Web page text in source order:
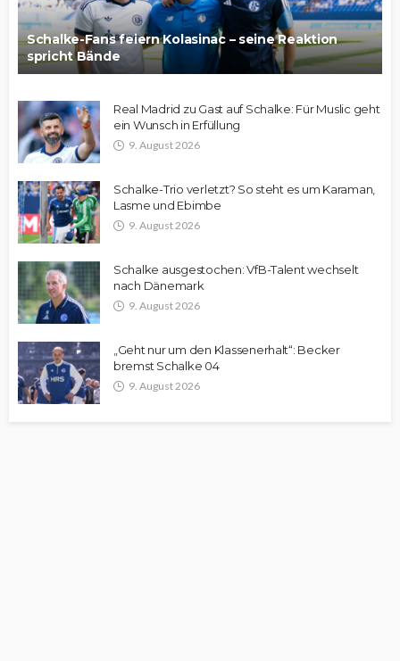
Schalke-Fans feiern Kolasinac – seine Reaktion
spricht Bände
Real Madrid zu Gast auf Schalke: Für Muslic geht
ein Wunsch in Erfüllung
9. August 2026
Schalke-Trio verletzt? So steht es um Karaman,
Lasme und Ebimbe
9. August 2026
Schalke ausgestochen: VfB-Talent wechselt
nach Dänemark
9. August 2026
„Geht nur um den Klassenerhalt“: Becker
bremst Schalke 04
9. August 2026